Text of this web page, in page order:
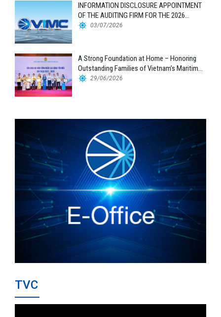
INFORMATION DISCLOSURE APPOINTMENT
OF THE AUDITING FIRM FOR THE 2026
FINANCIAL STATEMENTS
03/07/2026
A Strong Foundation at Home – Honoring
Outstanding Families of Vietnam’s Maritime
Workforce
29/06/2026
TVC